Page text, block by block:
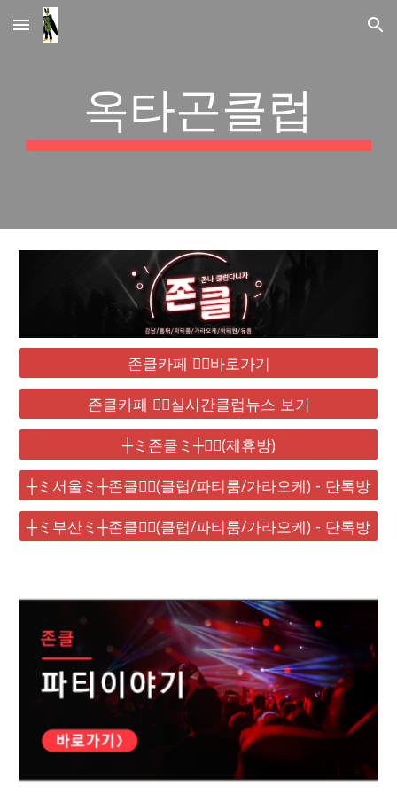
Skip to main content Skip to navigation
옥타곤클럽
존클카페 ❤️‍🔥바로가기
존클카페 ❤️‍🔥실시간클럽뉴스 보기
┼ミ존클ミ┼❤️‍🔥(제휴방)
┼ミ서울ミ┼존클❤️‍🔥(클럽/파티룸/가라오케) - 단톡방
┼ミ부산ミ┼존클❤️‍🔥(클럽/파티룸/가라오케) - 단톡방